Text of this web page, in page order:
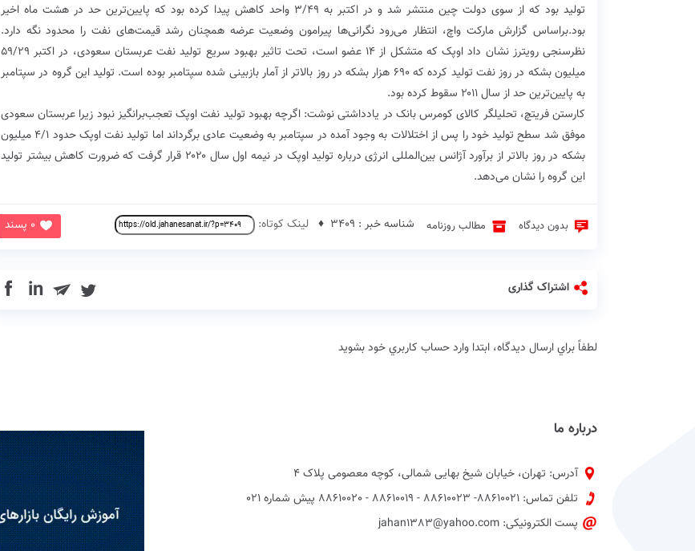
تولید بود که از سوی دولت چین منتشر شد و در اکتبر به ۳/۴۹ واحد کاهش پیدا کرده بود که پایین‌ترین حد در هشت ماه اخیر
بود.براساس گزارش مارکت واچ، انتظار می‌رود نگرانی‌ها پیرامون وضعیت عرضه همچنان رشد قیمت‌های نفت را محدود نگه دارد.
نظرسنجی رویترز نشان داد اوپک که متشکل از ۱۴ عضو است، تحت تاثیر بهبود سریع تولید نفت عربستان سعودی، در اکتبر ۵۹/۲۹
میلیون بشکه در روز نفت تولید کرده که ۶۹۰ هزار بشکه در روز بالاتر از آمار بازبینی شده سپتامبر بوده است. تولید این گروه در سپتامبر
به پایین‌ترین حد از سال ۲۰۱۱ سقوط کرده بود.
کارستن فریتچ، تحلیلگر کالای کومرس بانک در یادداشتی نوشت: اگرچه بهبود تولید نفت اوپک تعجب‌برانگیز نبود زیرا عربستان سعودی
موفق شد سطح تولید خود را پس از اختلالات به وجود آمده در سپتامبر به وضعیت عادی برگرداند اما تولید نفت اوپک حدود ۴/۱ میلیون
بشکه در روز بالاتر از برآورد آژانس بین‌المللی انرژی درباره تولید اوپک در نیمه اول سال ۲۰۲۰ قرار گرفت که ضرورت کاهش بیشتر تولید
این گروه را نشان می‌دهد.
بدون دیدگاه مطالب روزنامه 0 پسند شناسه خبر : 3409 ♦ لینک کوتاه:
اشتراک گذاری in
لطفاً براي ارسال دیدگاه، ابتدا وارد حساب كاربري خود بشويد
درباره ما
آدرس: تهران، خیابان شیخ بهایی شمالی، کوچه معصومی پلاک 4
تلفن تماس: 88610021- 88610023 - 88610019 - 88610020 پیش شماره 021
پست الکترونیکی: jahan1383@yahoo.com